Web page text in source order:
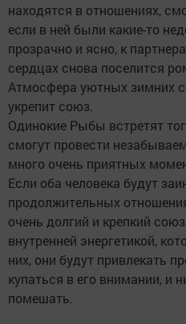
находятся в отношениях,
если в ней были какие-то
прозрачно и ясно, к
сердцах снова поселится
Атмосфера уютных зимних
укрепит союз.
Одинокие Рыбы встретят
смогут провести
много очень приятных
Если оба человека будут
продолжительных
очень долгий и крепкий
внутренней энергетикой,
них, они будут привлекать
купаться в его внимании, и
помешать.